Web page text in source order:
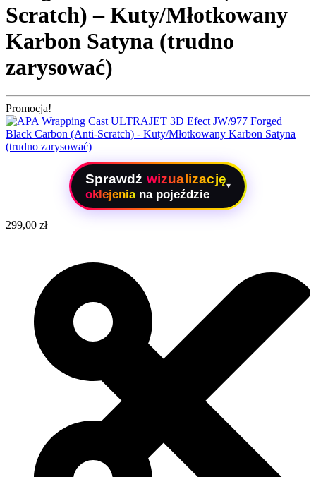
Scratch) – Kuty/Młotkowany
Karbon Satyna (trudno
zarysować)
Promocja!
Sprawdź wizualizację
oklejenia na pojeździe
▾
299,00 zł